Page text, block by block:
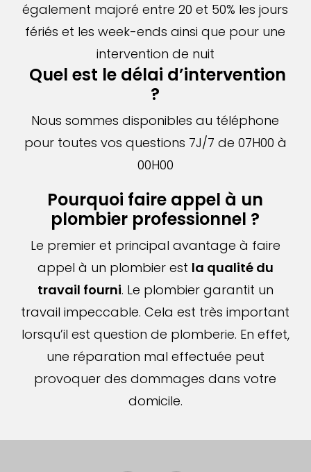
également majoré entre 20 et 50% les jours
fériés et les week-ends ainsi que pour une
intervention de nuit
Quel est le délai d’intervention
?
Nous sommes disponibles au téléphone
pour toutes vos questions 7J/7 de 07H00 à
00H00
Pourquoi faire appel à un
plombier professionnel ?
Le premier et principal avantage à faire
appel à un plombier est la qualité du
travail fourni. Le plombier garantit un
travail impeccable. Cela est très important
lorsqu’il est question de plomberie. En effet,
une réparation mal effectuée peut
provoquer des dommages dans votre
domicile.